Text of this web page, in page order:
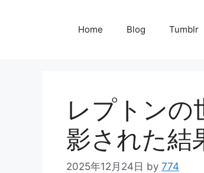
Home Blog Tumblr
レプトンの
影された結
2025年12月24日 by 774